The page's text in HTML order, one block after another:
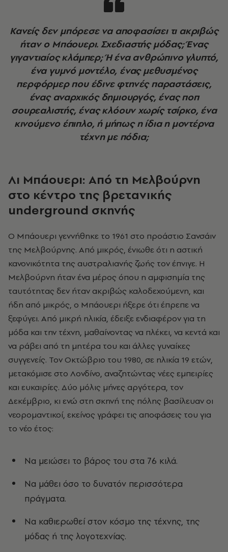
Κανείς δεν μπόρεσε να αποφασίσει τι ακριβώς
ήταν ο Μπάουερι. Σχεδιαστής μόδας; Ένας
γιγαντιαίος κλάμπερ; Ή ένα ανθρώπινο γλυπτό,
ένα γυμνό μοντέλο, ένας μεθυσμένος
περφόρμερ που έδινε φτηνές παραστάσεις,
ένας αναρχικός δημιουργός, ένας ποπ
σουρεαλιστής, ένας κλόουν χωρίς τσίρκο, ένα
κινούμενο έπιπλο, ή μήπως η ίδια η μοντέρνα
τέχνη με πόδια;
Λι Μπάουερι: Από τη Μελβούρνη
στο κέντρο της βρετανικής
underground σκηνής
Ο Μπάουερι γεννήθηκε το 1961 στο προάστιο Σανσάιν
της Μελβούρνης. Από μικρός, ένιωθε ότι η αστική
κανονικότητα της αυστραλιανής ζωής τον έπνιγε. Η
Μελβούρνη ήταν ένα μέρος όπου η αμφισημία της
ταυτότητας δεν ήταν ακριβώς καλοδεχούμενη, και
ήδη από μικρός, ο Μπάουερι ήξερε ότι έπρεπε να
ξεφύγει. Από μικρή ηλικία, έδειξε ενδιαφέρον για τη
μόδα και την τέχνη, μαθαίνοντας να πλέκει, να κεντά και
να ράβει από τη μητέρα του και άλλες γυναίκες
συγγενείς. Τον Οκτώβριο του 1980, σε ηλικία 19 ετών,
μετακόμισε στο Λονδίνο, αναζητώντας νέες εμπειρίες
και ευκαιρίες. Δύο μόλις μήνες αργότερα, τον
Δεκέμβριο, κι ενώ στη σκηνή της πόλης βασίλευαν οι
νεορομαντικοί, εκείνος γράφει τις αποφάσεις του για
το νέο έτος:
Να μειώσει το βάρος του στα 76 κιλά.
Να μάθει όσο το δυνατόν περισσότερα
πράγματα.
Να καθιερωθεί στον κόσμο της τέχνης, της
μόδας ή της λογοτεχνίας.